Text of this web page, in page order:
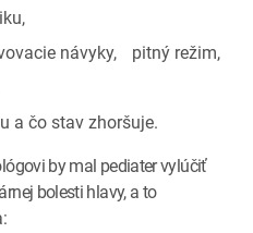
návyky, pitný režim,
a čo stav zhoršuje.
by mal pediater vylúčiť
bolesti hlavy, a to